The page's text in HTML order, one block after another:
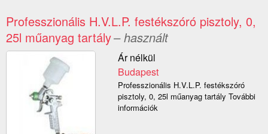
Professzionális H.V.L.P. festékszóró pisztoly, 0,
25l műanyag tartály– használt
Ár nélkül
Budapest
Professzionális H.V.L.P. festékszóró
pisztoly, 0, 25l műanyag tartály További
információk